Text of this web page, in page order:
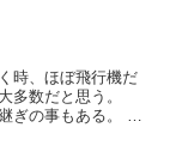
時、ほぼ飛行機だ
多数だと思う。
ぎの事もある。 乗